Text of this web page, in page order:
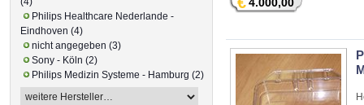
4.000,00
Philips Healthcare Nederlande -
Eindhoven (4)
nicht angegeben (3)
Sony - Köln (2)
Philips Medizin Systeme - Hamburg (2)